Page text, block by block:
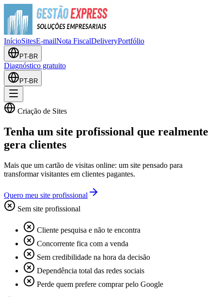
InícioSitesE-mailNota FiscalDeliveryPortfólio
PT-BR
Diagnóstico gratuito
PT-BR
Criação de Sites
Tenha um site profissional que realmente
gera clientes
Mais que um cartão de visitas online: um site pensado para
transformar visitantes em clientes pagantes.
Quero meu site profissional
Sem site profissional
Cliente pesquisa e não te encontra
Concorrente fica com a venda
Sem credibilidade na hora da decisão
Dependência total das redes sociais
Perde quem prefere comprar pelo Google